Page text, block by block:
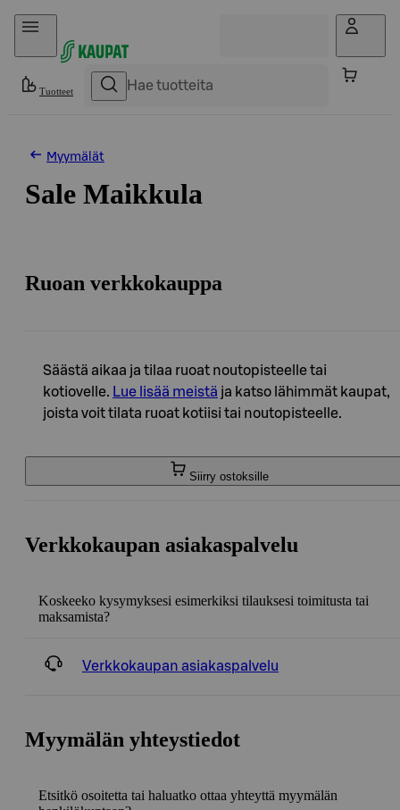
Hyppää sisältöön
Tuotteet
Myymälät
Sale Maikkula
Ruoan verkkokauppa
Säästä aikaa ja tilaa ruoat noutopisteelle tai
kotiovelle. Lue lisää meistä ja katso lähimmät kaupat,
joista voit tilata ruoat kotiisi tai noutopisteelle.
Siirry ostoksille
Verkkokaupan asiakaspalvelu
Koskeeko kysymyksesi esimerkiksi tilauksesi toimitusta tai
maksamista?
Verkkokaupan asiakaspalvelu
Myymälän yhteystiedot
Etsitkö osoitetta tai haluatko ottaa yhteyttä myymälän